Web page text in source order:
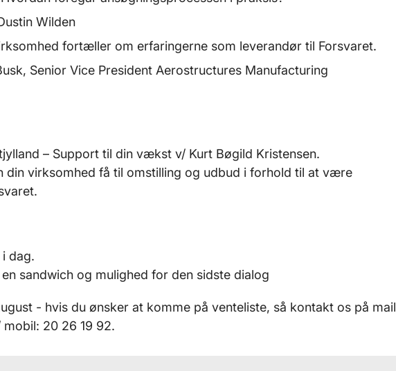
Wilden
fortæller om erfaringerne som leverandør til Forsvaret.
Senior Vice President Aerostructures Manufacturing
– Support til din vækst v/ Kurt Bøgild Kristensen.
din virksomhed få til omstilling og udbud i forhold til at være
dag.
sandwich og mulighed for den sidste dialog
- hvis du ønsker at komme på venteliste, så kontakt os på mail
mobil: 20 26 19 92.